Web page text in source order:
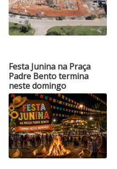
Festa Junina na Praça
Padre Bento termina
neste domingo